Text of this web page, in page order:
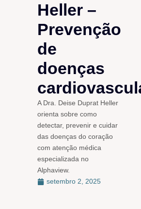
Heller –
Prevenção
de
doenças
A Dra. Deise Duprat Heller
orienta sobre como
detectar, prevenir e cuidar
das doenças do coração
com atenção médica
especializada no
Alphaview.
setembro 2, 2025